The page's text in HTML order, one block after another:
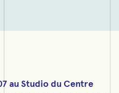
au Studio du Centre